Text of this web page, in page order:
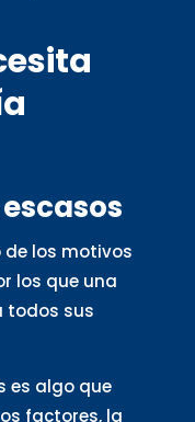
de los motivos
los que una
todos sus
es algo que
factores, la